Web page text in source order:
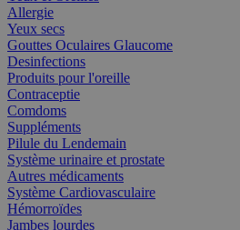
Allergie
Yeux secs
Gouttes Oculaires Glaucome
Desinfections
Produits pour l'oreille
Contraceptie
Comdoms
Suppléments
Pilule du Lendemain
Système urinaire et prostate
Autres médicaments
Système Cardiovasculaire
Hémorroïdes
Jambes lourdes